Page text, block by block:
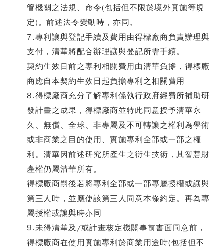
管機關之法規、命令(包括但不限於境外實施等規
定)。前述法令變動時，亦同。
7.專利讓與登記手續及費用由得標廠商負責辦理與
支付，清華將配合辦理讓與登記所需手續。
契約生效日前之專利相關費用由清華負擔，得標廠
商應自本契約生效日起負擔專利之相關費用
8.得標廠商充分了解專利係執行政府經費所補助研
發計畫之成果，得標廠商並特此同意授予清華永
久、無償、全球、非專屬及不可轉讓之權利為學術
或非商業之目的使用、實施專利全部或一部之權
利。清華因前述研究所產生之衍生技術，其智慧財
產權仍屬清華所有。
得標廠商嗣後若將專利全部或一部專屬授權或讓與
第三人時，並應使該第三人同意本條約定。再為專
屬授權或讓與時亦同
9.未得清華及/或計畫核定機關事前書面同意前，
得標廠商在使用實施專利於商業用途時(包括但不